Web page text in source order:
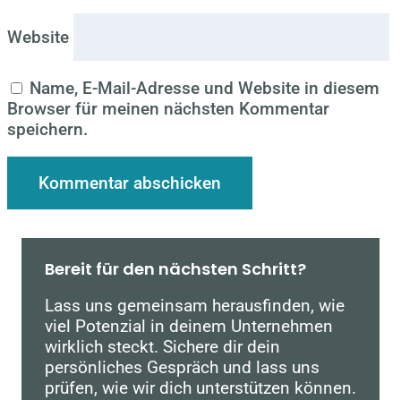
Website
Name, E-Mail-Adresse und Website in diesem
Browser für meinen nächsten Kommentar
speichern.
Bereit für den nächsten Schritt?
Lass uns gemeinsam herausfinden, wie
viel Potenzial in deinem Unternehmen
wirklich steckt. Sichere dir dein
persönliches Gespräch und lass uns
prüfen, wie wir dich unterstützen können.